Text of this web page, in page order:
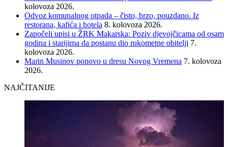
kolovoza 2026.
Odvoz komunalnog otpada – čisto, brzo, pouzdano. Iz
restorana, kafića i hotela 8. kolovoza 2026.
Započeli upisi u ŽRK Makarska: Poziv djevojčicama od osam
godina i starijima da postanu dio rukometne obitelji 7.
kolovoza 2026.
Marin Musinov ponovo u dresu Novog Vremena 7. kolovoza
2026.
NAJČITANIJE